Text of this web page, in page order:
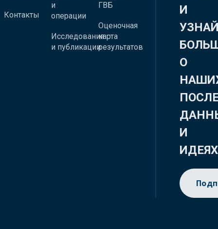
Контакты
и
операции
Исследования
и публикации
ГВБ
Оценочная
карта
результатов
И
О
И
ИДЕЯХ